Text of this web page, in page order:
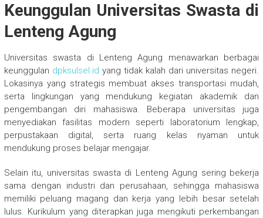
Keunggulan Universitas Swasta di
Lenteng Agung
Universitas swasta di Lenteng Agung menawarkan berbagai
keunggulan dpksulsel.id yang tidak kalah dari universitas negeri.
Lokasinya yang strategis membuat akses transportasi mudah,
serta lingkungan yang mendukung kegiatan akademik dan
pengembangan diri mahasiswa. Beberapa universitas juga
menyediakan fasilitas modern seperti laboratorium lengkap,
perpustakaan digital, serta ruang kelas nyaman untuk
mendukung proses belajar mengajar.
Selain itu, universitas swasta di Lenteng Agung sering bekerja
sama dengan industri dan perusahaan, sehingga mahasiswa
memiliki peluang magang dan kerja yang lebih besar setelah
lulus. Kurikulum yang diterapkan juga mengikuti perkembangan